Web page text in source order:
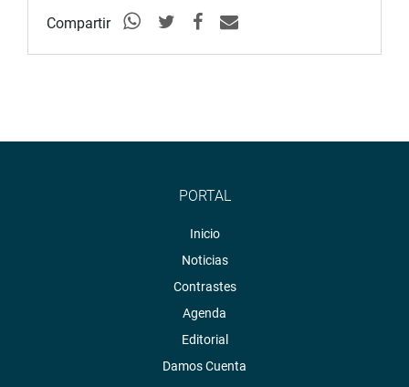
Compartir
PORTAL
Inicio
Noticias
Contrastes
Agenda
Editorial
Damos Cuenta